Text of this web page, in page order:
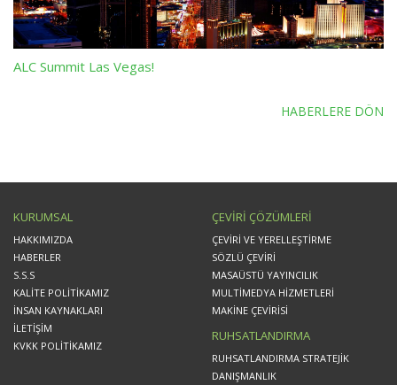
ALC Summit Las Vegas!
HABERLERE DÖN
KURUMSAL
HAKKIMIZDA
HABERLER
S.S.S
KALİTE POLİTİKAMIZ
İNSAN KAYNAKLARI
İLETİŞİM
KVKK POLİTİKAMIZ
ÇEVİRİ ÇÖZÜMLERİ
ÇEVİRİ VE YERELLEŞTİRME
SÖZLÜ ÇEVİRİ
MASAÜSTÜ YAYINCILIK
MULTİMEDYA HİZMETLERİ
MAKİNE ÇEVİRİSİ
RUHSATLANDIRMA
RUHSATLANDIRMA STRATEJİK
DANIŞMANLIK